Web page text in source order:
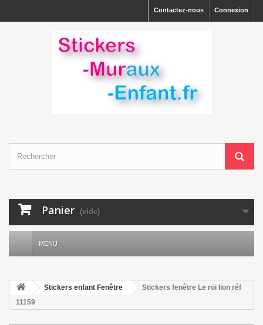
Connexion
Contactez-nous
Panier (vide)
MENU
Stickers enfant Fenêtre
Stickers fenêtre Le roi lion réf
11159